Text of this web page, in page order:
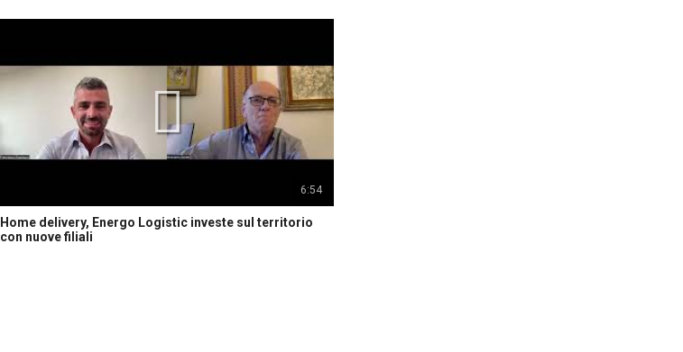
6:54
Home delivery, Energo Logistic investe sul territorio
con nuove filiali